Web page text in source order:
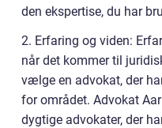
den ekspertise, du har
2. Erfaring og viden:
når det kommer til
vælge en advokat, der
for området. Advokat
dygtige advokater, der